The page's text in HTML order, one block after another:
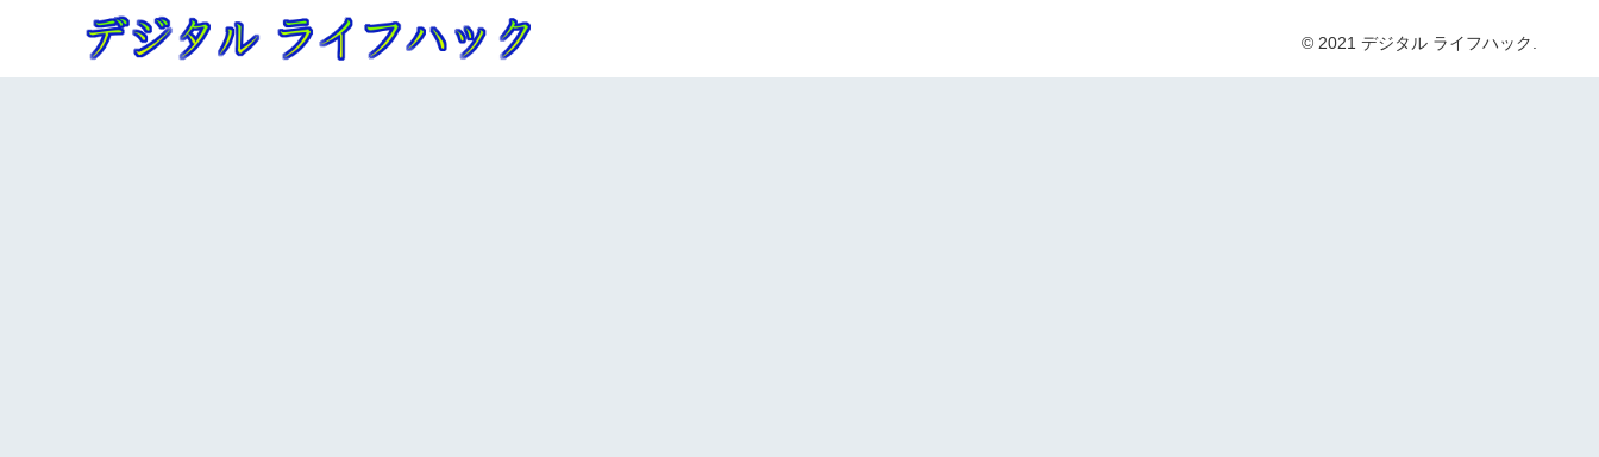
© 2021 デジタル ライフハック.